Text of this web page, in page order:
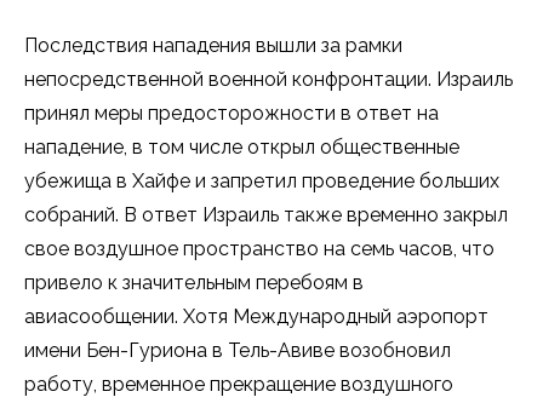
Последствия нападения вышли за рамки
непосредственной военной конфронтации. Израиль
принял меры предосторожности в ответ на
нападение, в том числе открыл общественные
убежища в Хайфе и запретил проведение больших
собраний. В ответ Израиль также временно закрыл
свое воздушное пространство на семь часов, что
привело к значительным перебоям в
авиасообщении. Хотя Международный аэропорт
имени Бен-Гуриона в Тель-Авиве возобновил
работу, временное прекращение воздушного